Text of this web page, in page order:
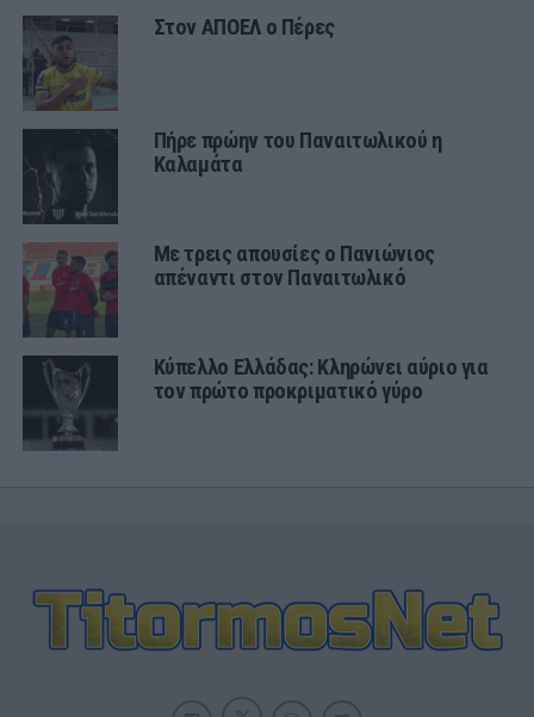
Στον ΑΠΟΕΛ ο Πέρες
Πήρε πρώην του Παναιτωλικού η
Καλαμάτα
Με τρεις απουσίες ο Πανιώνιος
απέναντι στον Παναιτωλικό
Κύπελλο Ελλάδας: Κληρώνει αύριο για
τον πρώτο προκριματικό γύρο